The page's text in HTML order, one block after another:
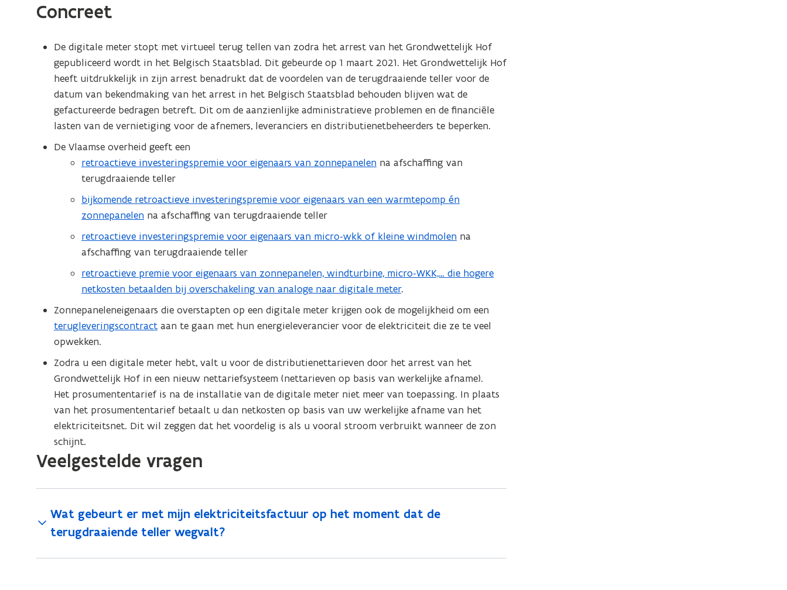
b
a
o
e
v
e
n
Concreet
De digitale meter stopt met virtueel terug tellen van zodra het arrest van het Grondwettelijk Hof
gepubliceerd wordt in het Belgisch Staatsblad. Dit gebeurde op 1 maart 2021. Het Grondwettelijk Hof
heeft uitdrukkelijk in zijn arrest benadrukt dat de voordelen van de terugdraaiende teller voor de
datum van bekendmaking van het arrest in het Belgisch Staatsblad behouden blijven wat de
gefactureerde bedragen betreft. Dit om de aanzienlijke administratieve problemen en de financiële
lasten van de vernietiging voor de afnemers, leveranciers en distributienetbeheerders te beperken.
De Vlaamse overheid geeft een
retroactieve investeringspremie voor eigenaars van zonnepanelen na afschaffing van
terugdraaiende teller
bijkomende retroactieve investeringspremie voor eigenaars van een warmtepomp én
zonnepanelen na afschaffing van terugdraaiende teller
retroactieve investeringspremie voor eigenaars van micro-wkk of kleine windmolen na
afschaffing van terugdraaiende teller
retroactieve premie voor eigenaars van zonnepanelen, windturbine, micro-WKK,… die hogere
netkosten betaalden bij overschakeling van analoge naar digitale meter.
Zonnepaneleneigenaars die overstapten op een digitale meter krijgen ook de mogelijkheid om een
terugleveringscontract aan te gaan met hun energieleverancier voor de elektriciteit die ze te veel
opwekken.
Zodra u een digitale meter hebt, valt u voor de distributienettarieven door het arrest van het
Grondwettelijk Hof in een nieuw nettariefsysteem (nettarieven op basis van werkelijke afname).
Het prosumententarief is na de installatie van de digitale meter niet meer van toepassing. In plaats
van het prosumententarief betaalt u dan netkosten op basis van uw werkelijke afname van het
elektriciteitsnet. Dit wil zeggen dat het voordelig is als u vooral stroom verbruikt wanneer de zon
schijnt.
Veelgestelde vragen
Wat gebeurt er met mijn elektriciteitsfactuur op het moment dat de
terugdraaiende teller wegvalt?